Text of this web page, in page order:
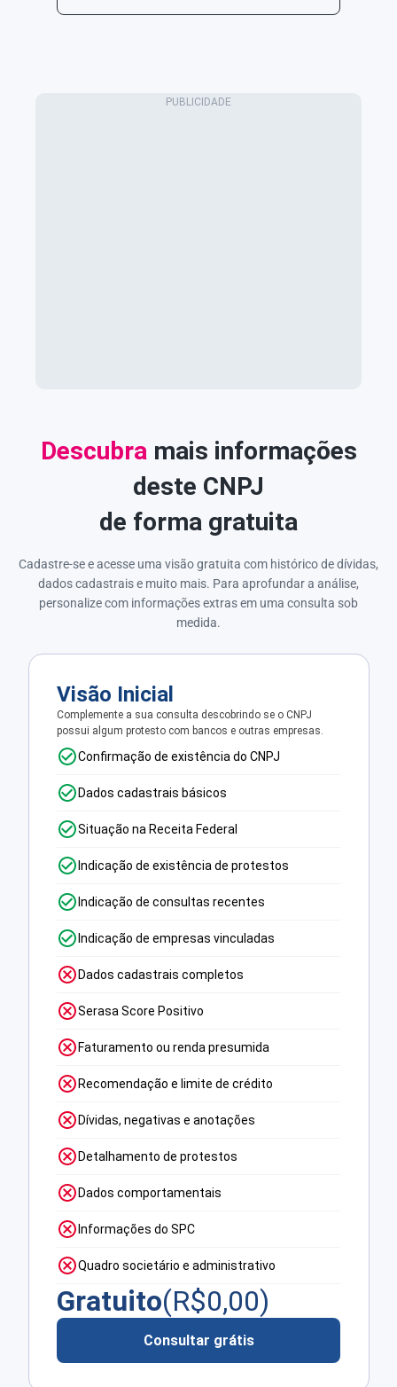
Descubra mais informações
deste CNPJ
de forma gratuita
Cadastre-se e acesse uma visão gratuita com histórico de dívidas,
dados cadastrais e muito mais. Para aprofundar a análise,
personalize com informações extras em uma consulta sob
medida.
Visão Inicial
Complemente a sua consulta descobrindo se o CNPJ
possui algum protesto com bancos e outras empresas.
Confirmação de existência do CNPJ
Dados cadastrais básicos
Situação na Receita Federal
Indicação de existência de protestos
Indicação de consultas recentes
Indicação de empresas vinculadas
Dados cadastrais completos
Serasa Score Positivo
Faturamento ou renda presumida
Recomendação e limite de crédito
Dívidas, negativas e anotações
Detalhamento de protestos
Dados comportamentais
Informações do SPC
Quadro societário e administrativo
Gratuito(R$0,00)
Consultar grátis